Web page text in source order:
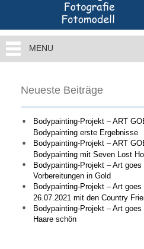
MENU
Neueste Beiträge
Bodypainting-Projekt – ART
Bodypainting erste Ergebnisse
Bodypainting-Projekt – ART
Bodypainting mit Seven Lost
Bodypainting-Projekt – Art
Vorbereitungen in Gold
Bodypainting-Projekt – Art
26.07.2021 mit den Country
Bodypainting-Projekt – Art
Haare schön